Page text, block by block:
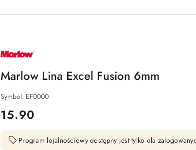
NAZWA
PRODUCENTA:
Marlow Lina Excel Fusion 6mm
Symbol: EF0000
cena:
15.90
Program lojalnościowy dostępny jest tylko dla